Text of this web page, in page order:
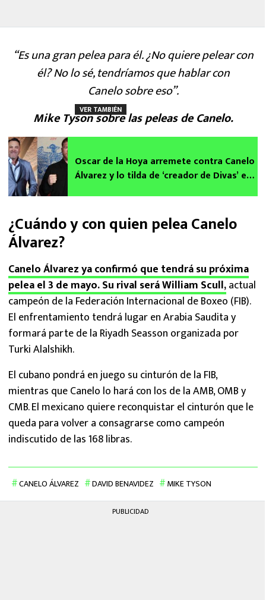
“Es una gran pelea para él. ¿No quiere pelear con
él? No lo sé, tendríamos que hablar con
Canelo sobre eso”.
Mike Tyson sobre las peleas de Canelo.
VER TAMBIÉN
Oscar de la Hoya arremete contra Canelo
Álvarez y lo tilda de ‘creador de Divas’ en
¿Cuándo y con quien pelea Canelo
Álvarez?
Canelo Álvarez ya confirmó que tendrá su próxima
pelea el 3 de mayo. Su rival será William Scull,actual
campeón de la Federación Internacional de Boxeo (FIB).
El enfrentamiento tendrá lugar en Arabia Saudita y
formará parte de la Riyadh Seasson organizada por
Turki Alalshikh.
El cubano pondrá en juego su cinturón de la FIB,
mientras que Canelo lo hará con los de la AMB, OMB y
CMB. El mexicano quiere reconquistar el cinturón que le
queda para volver a consagrarse como campeón
indiscutido de las 168 libras.
CANELO ÁLVAREZ DAVID BENAVIDEZ MIKE TYSON
PUBLICIDAD